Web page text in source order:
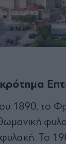
1890, το
φυλακή. Το